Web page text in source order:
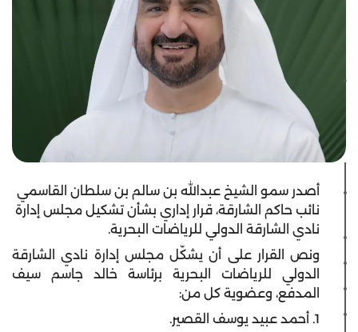
أصدر سمو الشيخ عبدالله بن سالم بن سلطان القاسمي
نائب حاكم الشارقة، قرار إداري بشأن تشكيل مجلس إدارة
نادي الشارقة الدولي للرياضات البحرية.
ونص القرار على أن يشكّل مجلس إدارة نادي الشارقة
الدولي للرياضات البحرية برئاسة خالد جاسم سيف
المدفع، وعضوية كل من:
1. أحمد عبيد يوسف القصير.